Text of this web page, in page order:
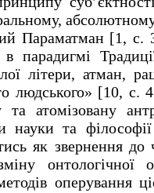
Параматман [1, с.
в парадигмі
літери, атман,
людського» [10, с.
та атомізовану
науки та
як звернення до
онтологічної
оперування